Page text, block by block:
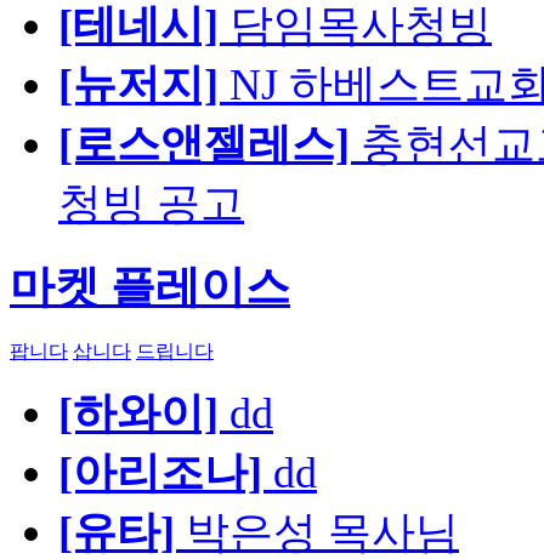
[테네시] 담임목사청빙
[뉴저지] NJ 하베스트교
[로스앤젤레스] 충현선
청빙 공고
마켓 플레이스
팝니다 삽니다 드립니다
[하와이] dd
[아리조나] dd
[유타] 박은성 목사님